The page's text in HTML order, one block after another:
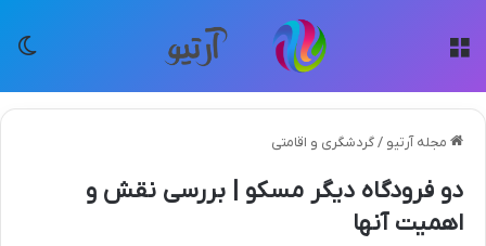
مجله آرتیو /گردشگری و اقامتی
دو فرودگاه دیگر مسکو | بررسی نقش و
اهمیت آنها